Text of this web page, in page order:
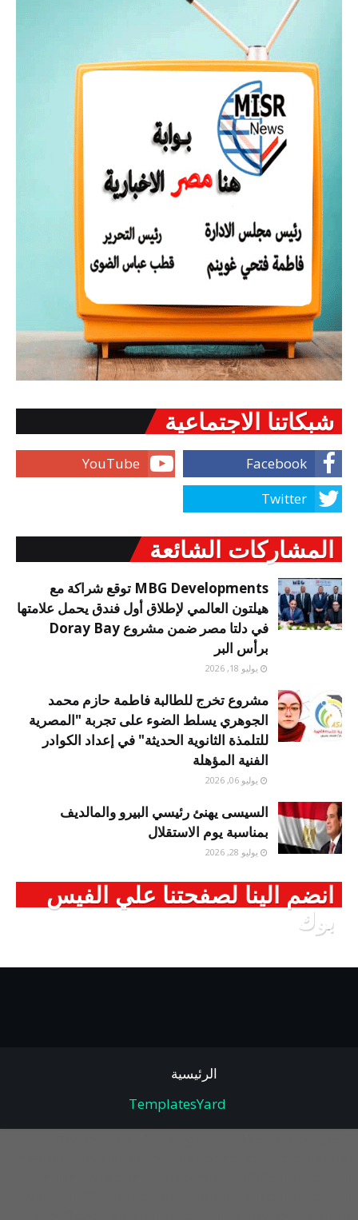
شبكاتنا الاجتماعية
المشاركات الشائعة
MBG Developments توقع شراكة مع
هيلتون العالمي لإطلاق أول فندق يحمل علامتها
في دلتا مصر ضمن مشروع Doray Bay
برأس البر
يوليو 18, 2026
مشروع تخرج للطالبة فاطمة حازم محمد
الجوهري يسلط الضوء على تجربة "المصرية
للتلمذة الثانوية الحديثة" في إعداد الكوادر
الفنية المؤهلة
يوليو 06, 2026
السيسى يهنئ رئيسي البيرو والمالديف
بمناسبة يوم الاستقلال
يوليو 28, 2026
انضم الينا لصفحتنا علي الفيس
بوك
الرئيسية
TemplatesYard